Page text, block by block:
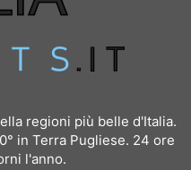
regioni più belle d'Italia.
in Terra Pugliese. 24 ore
l'anno.